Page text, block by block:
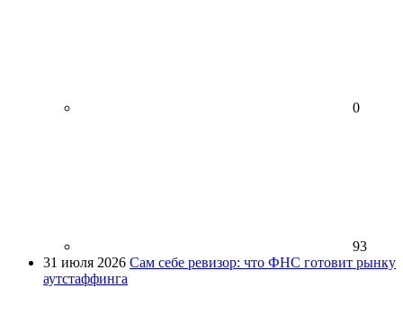
0
93
31 июля 2026 Сам себе ревизор: что ФНС готовит рынку
аутстаффинга